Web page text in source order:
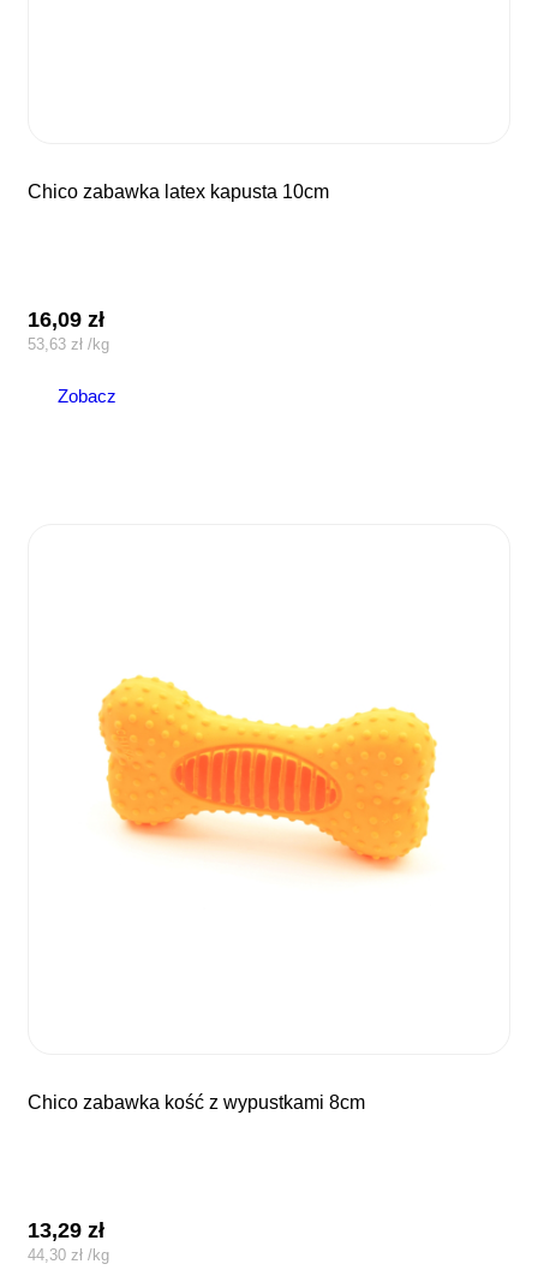
chico zabawka latex kapusta 10cm
16,09zł
53,63zł /kg
Zobacz
chico zabawka kość z wypustkami 8cm
13,29zł
44,30 zł /kg